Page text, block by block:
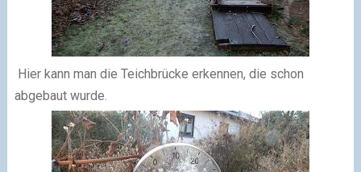
Hier kann man die Teichbrücke erkennen, die schon
abgebaut wurde.